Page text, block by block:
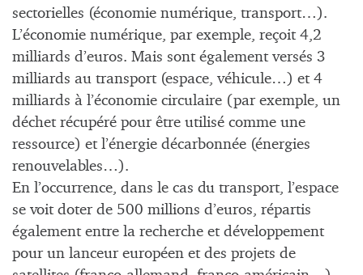
sectorielles (économie numérique, transport…).
L’économie numérique, par exemple, reçoit 4,2
milliards d’euros. Mais sont également versés 3
milliards au transport (espace, véhicule…) et 4
milliards à l’économie circulaire (par exemple, un
déchet récupéré pour être utilisé comme une
ressource) et l’énergie décarbonnée (énergies
renouvelables…).
En l’occurrence, dans le cas du transport, l’espace
se voit doter de 500 millions d’euros, répartis
également entre la recherche et développement
pour un lanceur européen et des projets de